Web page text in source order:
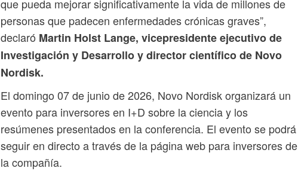
que pueda mejorar significativamente la vida de millones de
personas que padecen enfermedades crónicas graves”,
declaró Martin Holst Lange, vicepresidente ejecutivo de
Investigación y Desarrollo y director científico de Novo
Nordisk.
El domingo 07 de junio de 2026, Novo Nordisk organizará un
evento para inversores en I+D sobre la ciencia y los
resúmenes presentados en la conferencia. El evento se podrá
seguir en directo a través de la página web para inversores de
la compañía.